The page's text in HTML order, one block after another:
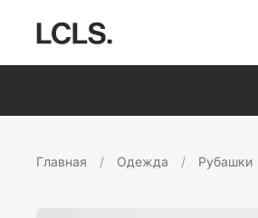
Главная Одежда Рубашки